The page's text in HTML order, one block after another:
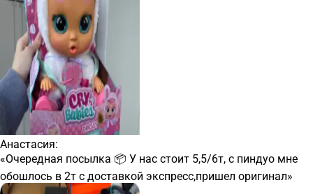
Анастасия:
«Очередная посылка 📦 У нас стоит 5,5/6т, с пиндуо мне
обошлось в 2т с доставкой экспресс,пришел оригинал»